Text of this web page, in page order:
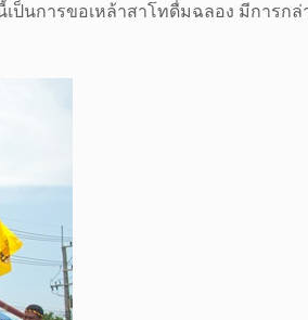
เป็นการขอเหล้าสาโทดื่มฉลอง มีการ